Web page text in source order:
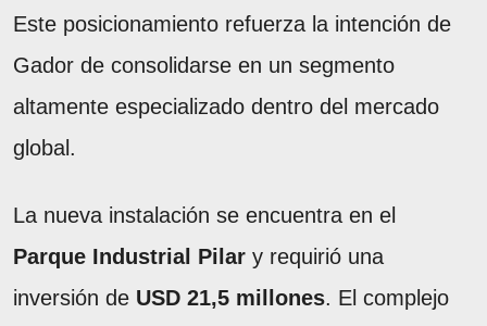
Este posicionamiento refuerza la intención de
Gador de consolidarse en un segmento
altamente especializado dentro del mercado
global.
La nueva instalación se encuentra en el
Parque Industrial Pilar y requirió una
inversión de USD 21,5 millones. El complejo